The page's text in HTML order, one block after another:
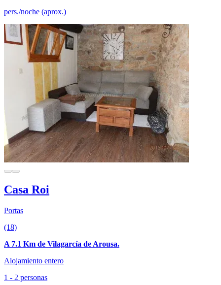
pers./noche (aprox.)
Casa Roi
Portas
(18)
A 7.1 Km de Vilagarcía de Arousa.
Alojamiento entero
1 - 2 personas